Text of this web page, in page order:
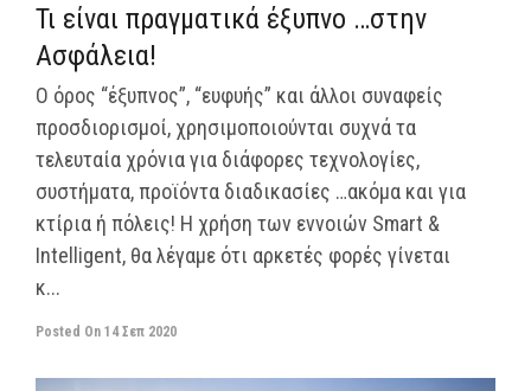
Τι είναι πραγματικά έξυπνο …στην
Ασφάλεια!
O όρος “έξυπνος”, “ευφυής” και άλλοι συναφείς
προσδιορισμοί, χρησιμοποιούνται συχνά τα
τελευταία χρόνια για διάφορες τεχνολογίες,
συστήματα, προϊόντα διαδικασίες …ακόμα και για
κτίρια ή πόλεις! Η χρήση των εννοιών Smart &
Intelligent, θα λέγαμε ότι αρκετές φορές γίνεται
κ...
Posted On 14 Σεπ 2020